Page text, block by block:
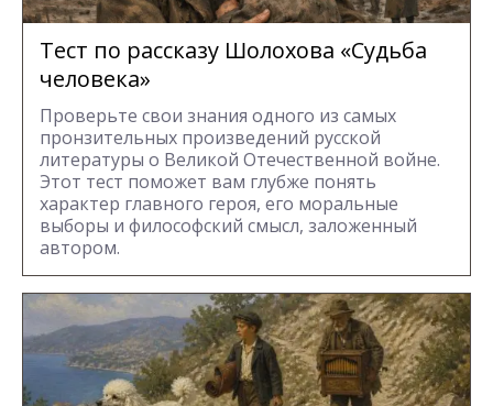
Тест по рассказу Шолохова «Судьба
человека»
Проверьте свои знания одного из самых
пронзительных произведений русской
литературы о Великой Отечественной войне.
Этот тест поможет вам глубже понять
характер главного героя, его моральные
выборы и философский смысл, заложенный
автором.